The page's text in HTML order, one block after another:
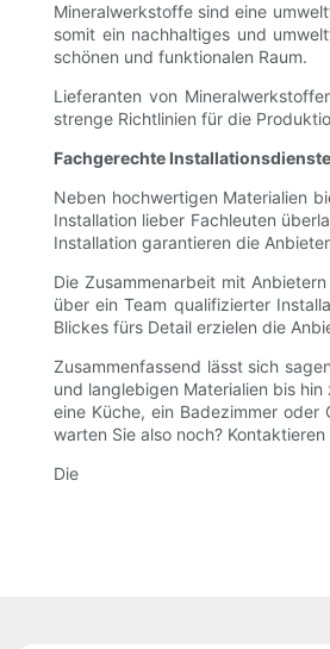
Mineralwerkstoffe sind eine
somit ein nachhaltiges und
schönen und funktionalen Raum.
Lieferanten von
strenge Richtlinien für die
Fachgerechte Installationsdienste
Neben hochwertigen Materialien
Installation lieber Fachleuten
Installation garantieren die
Die Zusammenarbeit mit
über ein Team qualifizierter
Blickes fürs Detail erzielen die
Zusammenfassend lässt sich
und langlebigen Materialien bis
eine Küche, ein Badezimmer
warten Sie also noch?
Die